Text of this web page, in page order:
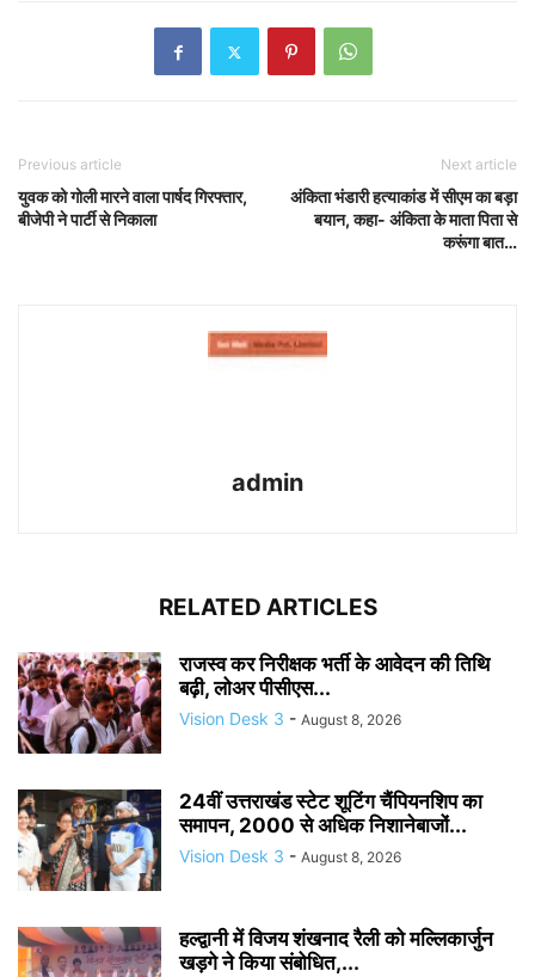
Previous article
युवक को गोली मारने वाला पार्षद गिरफ्तार,
बीजेपी ने पार्टी से निकाला
Next article
अंकिता भंडारी हत्याकांड में सीएम का बड़ा
बयान, कहा- अंकिता के माता पिता से
करूंगा बात…
admin
RELATED ARTICLES
राजस्व कर निरीक्षक भर्ती के आवेदन की तिथि
बढ़ी, लोअर पीसीएस...
Vision Desk 3 - August 8, 2026
24वीं उत्तराखंड स्टेट शूटिंग चैंपियनशिप का
समापन, 2000 से अधिक निशानेबाजों...
Vision Desk 3 - August 8, 2026
हल्द्वानी में विजय शंखनाद रैली को मल्लिकार्जुन
खड़गे ने किया संबोधित,...